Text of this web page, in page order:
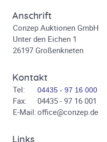
Anschrift
Conzep Auktionen GmbH
Unter den Eichen 1
26197 Großenkneten
Kontakt
Tel: 04435 - 97 16 000
Fax:
04435 - 97 16 001
E-Mail:office@conzep.de
Links